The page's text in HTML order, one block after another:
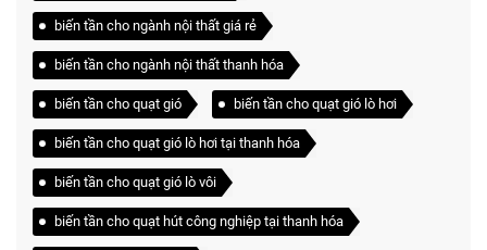
biến tần cho ngành nội thất giá rẻ
biến tần cho ngành nội thất thanh hóa
biến tần cho quạt gió biến tần cho quạt gió lò hơi
biến tần cho quạt gió lò hơi tại thanh hóa
biến tần cho quạt gió lò vôi
biến tần cho quạt hút công nghiệp tại thanh hóa